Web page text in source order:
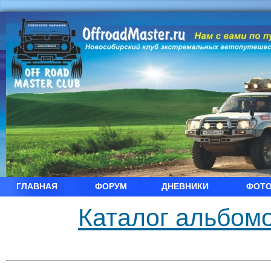
ГЛАВНАЯ ФОРУМ ДНЕВНИКИ
Каталог